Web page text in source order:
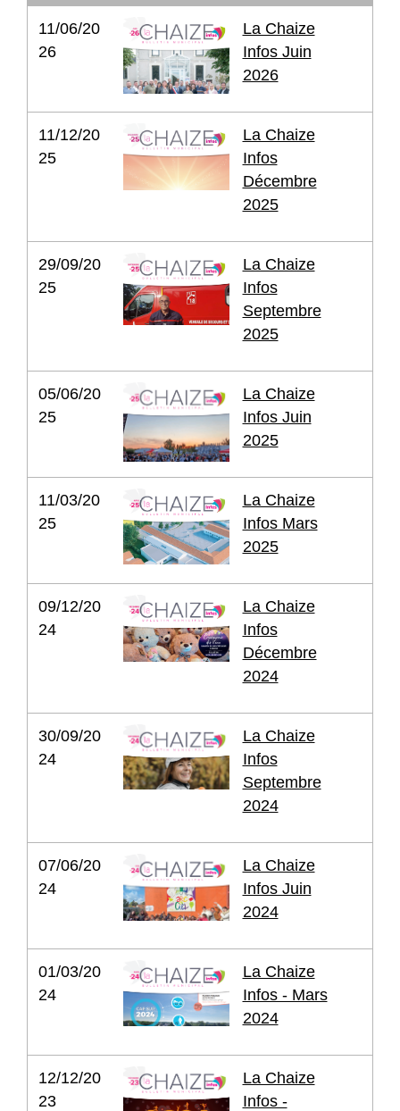
11/06/20
26
La Chaize
Infos Juin
2026
11/12/20
25
La Chaize
Infos
Décembre
2025
29/09/20
25
La Chaize
Infos
Septembre
2025
05/06/20
25
La Chaize
Infos Juin
2025
11/03/20
25
La Chaize
Infos Mars
2025
09/12/20
24
La Chaize
Infos
Décembre
2024
30/09/20
24
La Chaize
Infos
Septembre
2024
07/06/20
24
La Chaize
Infos Juin
2024
01/03/20
24
La Chaize
Infos - Mars
2024
12/12/20
23
La Chaize
Infos -